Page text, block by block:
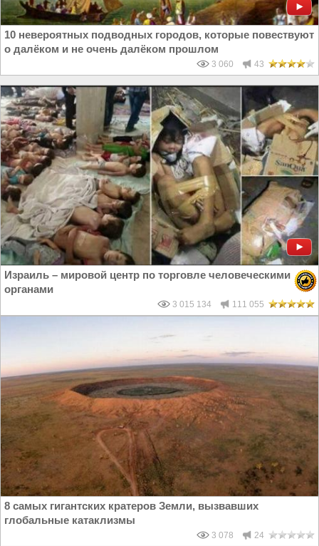
10 невероятных подводных городов, которые повествуют
о далёком и не очень далёком прошлом
3 060 43
Израиль – мировой центр по торговле человеческими
органами
3 015 134 111 055
8 самых гигантских кратеров Земли, вызвавших
глобальные катаклизмы
3 078 24